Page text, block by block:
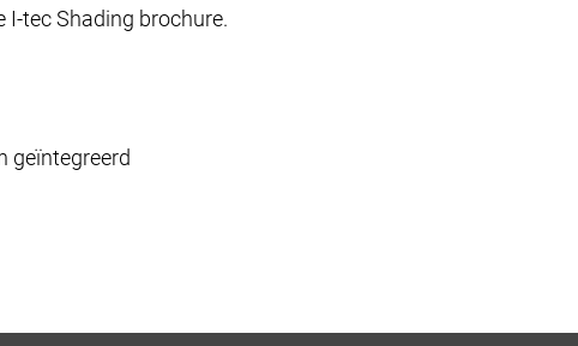
tec Shading brochure.
geïntegreerd